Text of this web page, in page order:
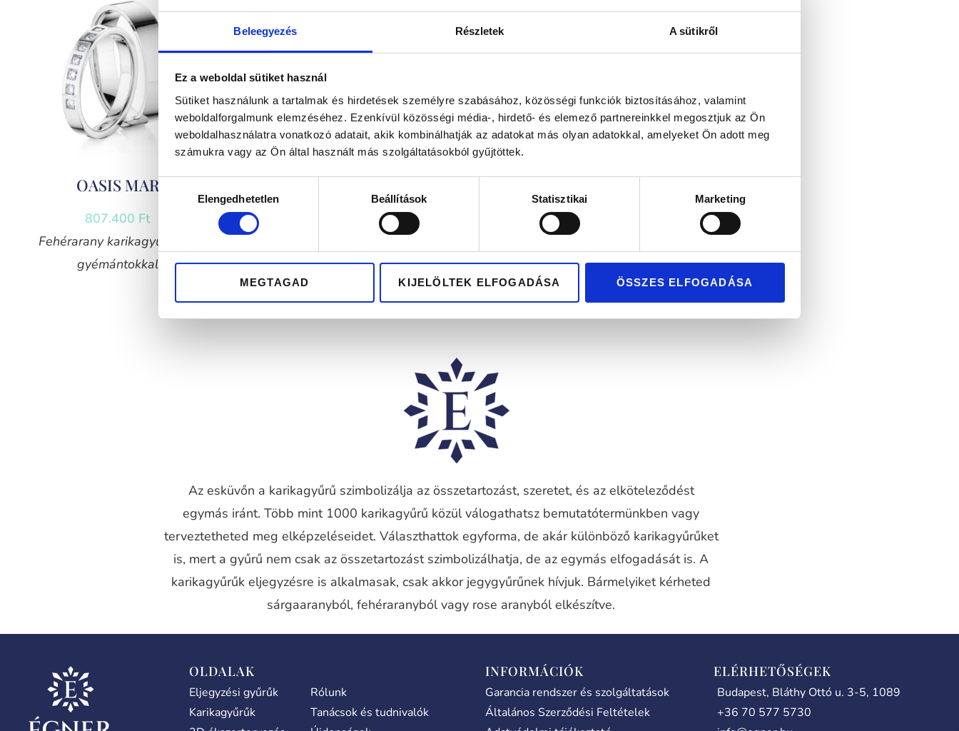
Beleegyezés Részletek A sütikről
Ez a weboldal sütiket használ
Sütiket használunk a tartalmak és hirdetések személyre szabásához, közösségi funkciók biztosításához, valamint
weboldalforgalmunk elemzéséhez. Ezenkívül közösségi média-, hirdető- és elemező partnereinkkel megosztjuk az Ön
weboldalhasználatra vonatkozó adatait, akik kombinálhatják az adatokat más olyan adatokkal, amelyeket Ön adott meg
számukra vagy az Ön által használt más szolgáltatásokból gyűjtöttek.
Hozzájárulás
kiválasztásaElengedhetetlen Beállítások Statisztikai Marketing
MEGTAGAD KIJELÖLTEK ELFOGADÁSA ÖSSZES ELFOGADÁSA
OASIS MAR
807.400 Ft
Fehérarany karikagyűrű pár
gyémántokkal
Ft
gyémántokkal
807.400
gyémántokkal
Az esküvőn a karikagyűrű szimbolizálja az összetartozást, szeretet, és az elköteleződést
egymás iránt. Több mint 1000 karikagyűrű közül válogathatsz bemutatótermünkben vagy
terveztetheted meg elképzeléseidet. Választhattok egyforma, de akár különböző karikagyűrűket
is, mert a gyűrű nem csak az összetartozást szimbolizálhatja, de az egymás elfogadását is. A
karikagyűrűk eljegyzésre is alkalmasak, csak akkor jegygyűrűnek hívjuk. Bármelyiket kérheted
sárgaaranyból, fehéraranyból vagy rose aranyból elkészítve.
OLDALAK
Eljegyzési gyűrűk
Karikagyűrűk
Rólunk
Tanácsok és tudnivalók
INFORMÁCIÓK
Garancia rendszer és szolgáltatások
Általános Szerződési Feltételek
ELÉRHETŐSÉGEK
Budapest, Bláthy Ottó u. 3-5, 1089
+36 70 577 5730